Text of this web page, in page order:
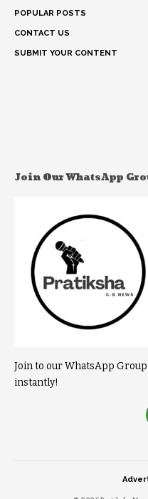
POPULAR POSTS
CONTACT US
SUBMIT YOUR CONTENT
Join Our WhatsApp
Join to our WhatsApp
instantly!